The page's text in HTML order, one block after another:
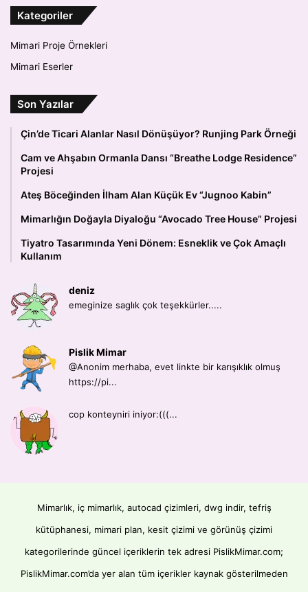
Kategoriler
Mimari Proje Örnekleri
Mimari Eserler
Son Yazılar
Çin’de Ticari Alanlar Nasıl Dönüşüyor? Runjing Park Örneği
Cam ve Ahşabın Ormanla Dansı “Breathe Lodge Residence”
Projesi
Ateş Böceğinden İlham Alan Küçük Ev “Jugnoo Kabin”
Mimarlığın Doğayla Diyaloğu “Avocado Tree House” Projesi
Tiyatro Tasarımında Yeni Dönem: Esneklik ve Çok Amaçlı
Kullanım
deniz
emeginize saglık çok teşekkürler.....
Pislik Mimar
@Anonim merhaba, evet linkte bir karışıklık olmuş
https://pi...
cop konteyniri iniyor:(((...
Mimarlık, iç mimarlık, autocad çizimleri, dwg indir, tefriş
kütüphanesi, mimari plan, kesit çizimi ve görünüş çizimi
kategorilerinde güncel içeriklerin tek adresi PislikMimar.com;
PislikMimar.com’da yer alan tüm içerikler kaynak gösterilmeden